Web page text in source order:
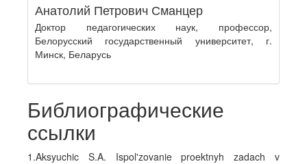
Анатолий Петрович Сманцер
Доктор педагогических наук, профессор,
Белорусский государственный университет, г.
Минск, Беларусь
Библиографические
ссылки
1.Aksyuchic S.A. Ispol'zovanie proektnyh zadach v